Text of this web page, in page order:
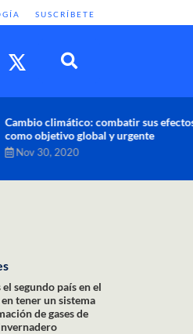
SUSCRÍBETE
combatir sus efectos
y urgente
el segundo país en el
tener un sistema
de gases de